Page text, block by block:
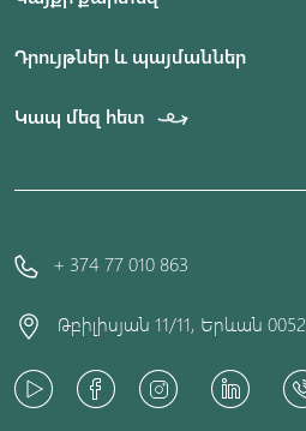
Դրույթներ և պայմաններ
Կապ մեզ հետ
+ 374 77 010 863
Թբիլիսյան 11/11, Երևան 0052